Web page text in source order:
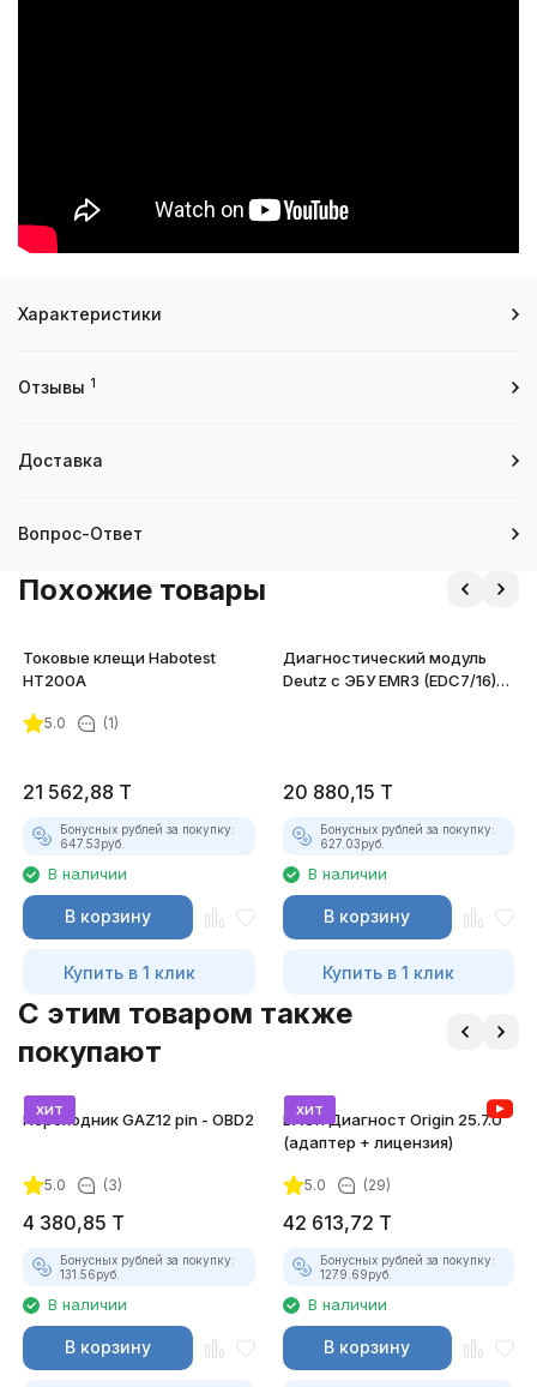
Характеристики
Отзывы 1
Доставка
Вопрос-Ответ
Похожие товары
Токовые клещи Habotest
HT200A
5.0 (1)
21 562,88 T
Бонусных рублей за покупку:
647.53руб.
В наличии
В корзину
Купить в 1 клик
Диагностический модуль
Deutz с ЭБУ EMR3 (EDC7/16)
20 880,15 T
Бонусных рублей за покупку:
627.03руб.
В наличии
В корзину
Купить в 1 клик
C этим товаром также
покупают
хит
Переходник GAZ12 pin - OBD2
5.0 (3)
4 380,85 T
Бонусных рублей за покупку:
131.56руб.
В наличии
В корзину
хит
ВАСЯ Диагност Origin 25.7.0
(адаптер + лицензия)
5.0 (29)
42 613,72 T
Бонусных рублей за покупку:
1279.69руб.
В наличии
В корзину